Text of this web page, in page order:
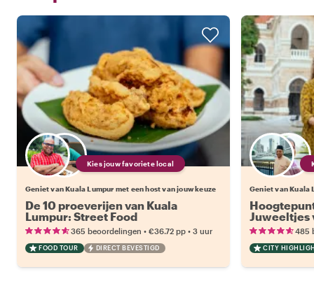
Kies jouw favoriete local
Geniet van Kuala Lumpur met een host van jouw keuze
De 10 proeverijen van Kuala
Lumpur: Street Food
365 beoordelingen • €36.72 pp • 3 uur
FOOD TOUR DIRECT BEVESTIGD
Geniet van Kuala
Juweeltjes
485
CITY